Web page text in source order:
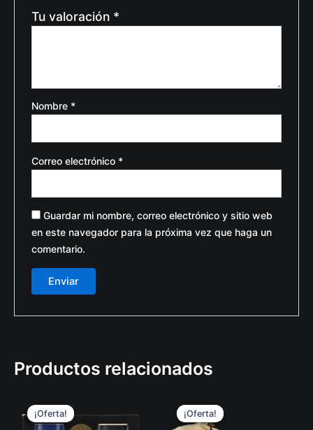
Tu valoración *
Nombre *
Correo electrónico *
Guardar mi nombre, correo electrónico y sitio web
en este navegador para la próxima vez que haga un
comentario.
Productos relacionados
¡Oferta!
¡Oferta! price
was:
¡Oferta!
¡Oferta! price
was: